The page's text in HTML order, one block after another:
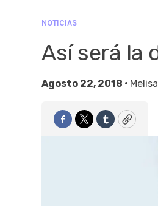
NOTICIAS
Así será la
Agosto 22, 2018 •
Facebook
TwitterTumblrCopy